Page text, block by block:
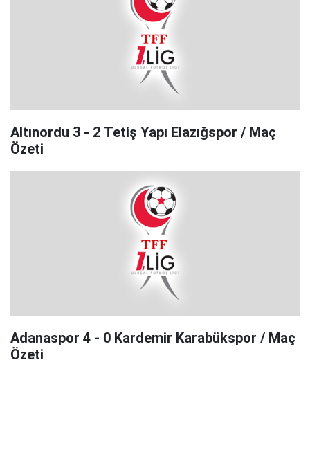
Altınordu 3 - 2 Tetiş Yapı Elazığspor / Maç
Özeti
Adanaspor 4 - 0 Kardemir Karabükspor / Maç
Özeti